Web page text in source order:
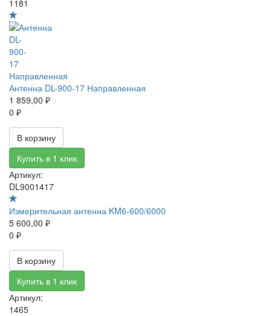
1181
Антенна DL-900-17 Направленная
1 859,00 ₽
0 ₽
В корзину
Купить в 1 клик
Артикул:
DL9001417
Измерительная антенна KM6-600/6000
5 600,00 ₽
0 ₽
В корзину
Купить в 1 клик
Артикул:
1465